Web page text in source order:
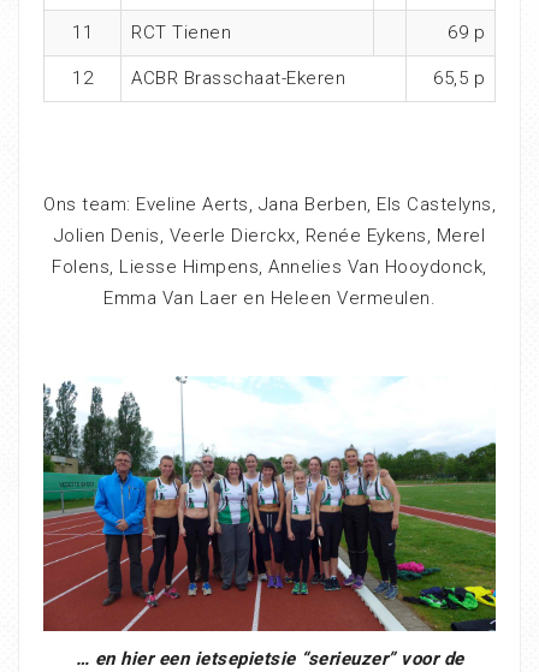
11 RCT Tienen 69 p
12 ACBR Brasschaat-Ekeren 65,5 p
Ons team: Eveline Aerts, Jana Berben, Els Castelyns,
Jolien Denis, Veerle Dierckx, Renée Eykens, Merel
Folens, Liesse Himpens, Annelies Van Hooydonck,
Emma Van Laer en Heleen Vermeulen.
… en hier een ietsepietsie “serieuzer” voor de